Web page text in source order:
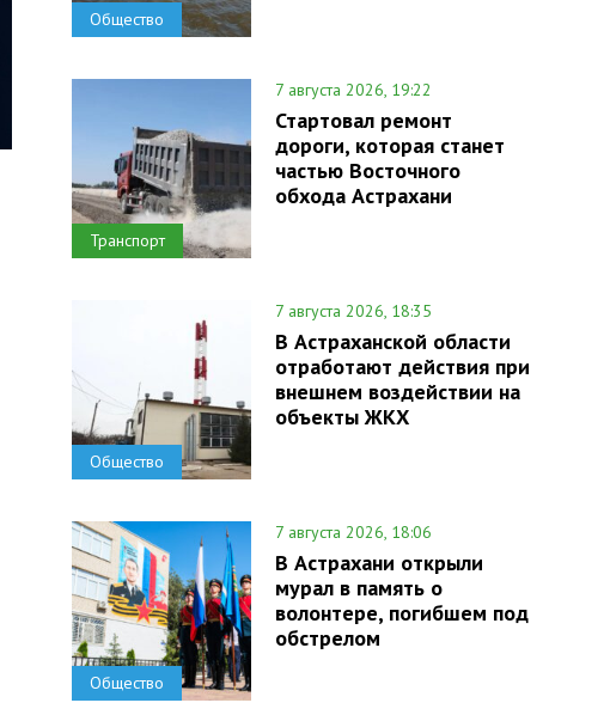
Общество
Транспорт
7 августа 2026, 19:22
Стартовал ремонт
дороги, которая станет
частью Восточного
обхода Астрахани
Общество
7 августа 2026, 18:35
В Астраханской области
отработают действия при
внешнем воздействии на
объекты ЖКХ
Общество
7 августа 2026, 18:06
В Астрахани открыли
мурал в память о
волонтере, погибшем под
обстрелом